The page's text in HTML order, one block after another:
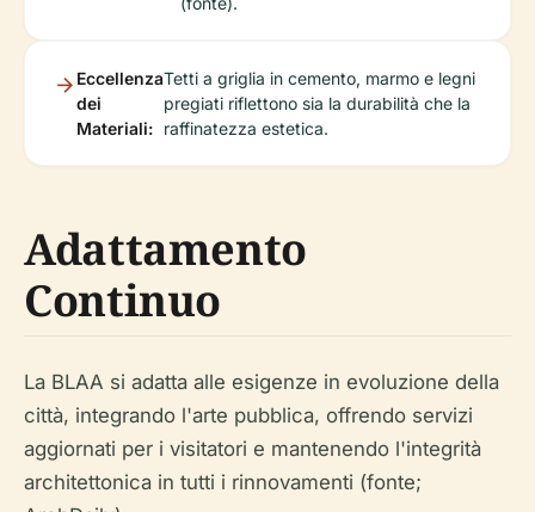
Eccellenza
dei
Materiali:
Tetti a griglia in cemento, marmo e legni
pregiati riflettono sia la durabilità che la
raffinatezza estetica.
Adattamento
Continuo
La BLAA si adatta alle esigenze in evoluzione della
città, integrando l'arte pubblica, offrendo servizi
aggiornati per i visitatori e mantenendo l'integrità
architettonica in tutti i rinnovamenti (fonte;